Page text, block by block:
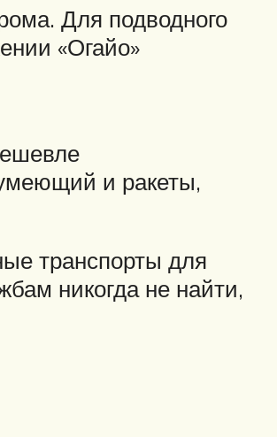
Для подводного
«Огайо»
и ракеты,
транспорты для
никогда не найти,